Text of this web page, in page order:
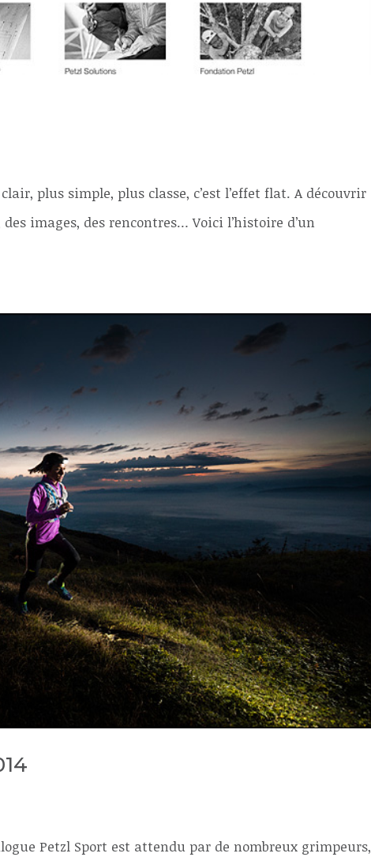
plus simple, plus classe, c’est l’effet flat. A découvrir
images, des rencontres… Voici l’histoire d’un
Petzl Sport est attendu par de nombreux grimpeurs,